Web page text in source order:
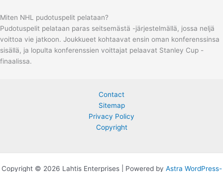
Miten NHL pudotuspelit pelataan?
Pudotuspelit pelataan paras seitsemästä -järjestelmällä, jossa neljä
voittoa vie jatkoon. Joukkueet kohtaavat ensin oman konferenssinsa
sisällä, ja lopulta konferenssien voittajat pelaavat Stanley Cup -
finaalissa.
Contact
Sitemap
Privacy Policy
Copyright
Copyright © 2026 Lahtis Enterprises | Powered by Astra WordPress-